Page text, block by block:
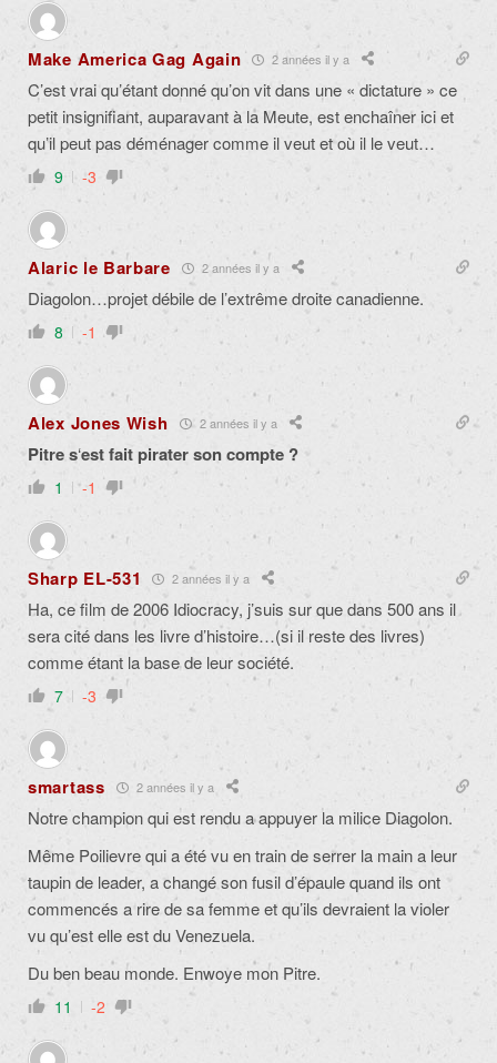
Make America Gag Again 2 années il y a
C’est vrai qu’étant donné qu’on vit dans une « dictature » ce
petit insignifiant, auparavant à la Meute, est enchaîner ici et
qu’il peut pas déménager comme il veut et où il le veut…
9 -3
Alaric le Barbare 2 années il y a
Diagolon…projet débile de l’extrême droite canadienne.
8 -1
Alex Jones Wish 2 années il y a
Pitre s‘est fait pirater son compte ?
1 -1
Sharp EL-531 2 années il y a
Ha, ce film de 2006 Idiocracy, j’suis sur que dans 500 ans il
sera cité dans les livre d’histoire…(si il reste des livres)
comme étant la base de leur société.
7 -3
smartass 2 années il y a
Notre champion qui est rendu a appuyer la milice Diagolon.
Même Poilievre qui a été vu en train de serrer la main a leur
taupin de leader, a changé son fusil d’épaule quand ils ont
commencés a rire de sa femme et qu’ils devraient la violer
vu qu’est elle est du Venezuela.
Du ben beau monde. Enwoye mon Pitre.
11 -2